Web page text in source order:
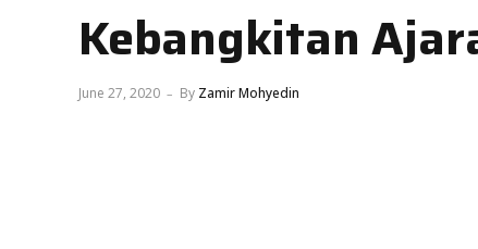
Kebangkitan
June 27, 2020 By Zamir Mohyedin